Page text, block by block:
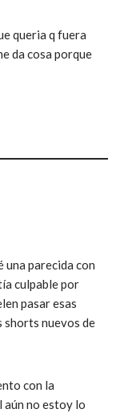
queria q fuera
da cosa porque
una parecida con
culpable por
pasar esas
shorts nuevos de
con la
no estoy lo